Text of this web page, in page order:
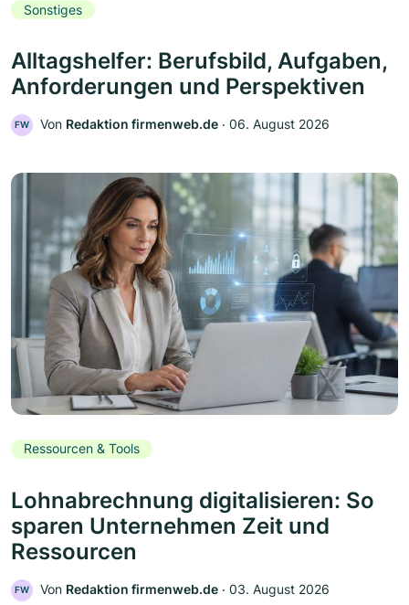
Sonstiges
Alltagshelfer: Berufsbild, Aufgaben,
Anforderungen und Perspektiven
FW Von Redaktion firmenweb.de ‧ 06. August 2026
Ressourcen & Tools
Lohnabrechnung digitalisieren: So
sparen Unternehmen Zeit und
Ressourcen
FW Von Redaktion firmenweb.de ‧ 03. August 2026